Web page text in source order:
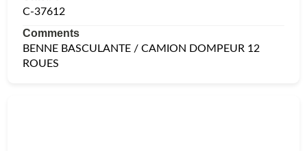
C-37612
Comments
BENNE BASCULANTE / CAMION DOMPEUR 12
ROUES